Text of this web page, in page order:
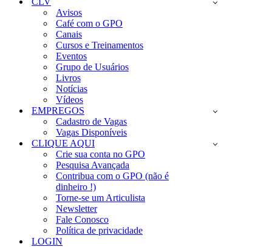
Avisos
Café com o GPO
Canais
Cursos e Treinamentos
Eventos
Grupo de Usuários
Livros
Notícias
Vídeos
EMPREGOS
Cadastro de Vagas
Vagas Disponíveis
CLIQUE AQUI
Crie sua conta no GPO
Pesquisa Avançada
Contribua com o GPO (não é
dinheiro !)
Torne-se um Articulista
Newsletter
Fale Conosco
Política de privacidade
LOGIN